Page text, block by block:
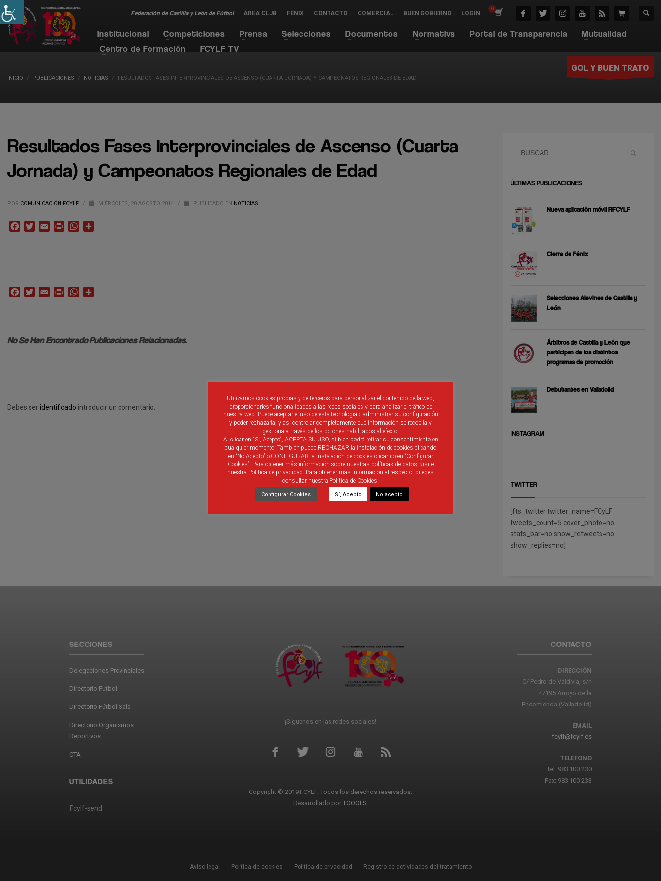
Federación de Castilla y León de Fútbol ÁREA CLUB FÉNIX CONTACTO COMERCIAL BUEN GOBIERNO LOGIN
Institucional Competiciones Prensa Selecciones Documentos Normativa Portal de Transparencia
Mutualidad
Centro de Formación
FCYLF TV
GOL Y BUEN TRATO
INICIO PUBLICACIONES NOTICIAS RESULTADOS FASES INTERPROVINCIALES DE ASCENSO (CUARTA JORNADA) Y CAMPEONATOS REGIONALES DE EDAD
Resultados Fases Interprovinciales de Ascenso (Cuarta
Jornada) y Campeonatos Regionales de Edad
POR COMUNICACIÓN FCYLF / MIÉRCOLES, 20 AGOSTO 2014 / PUBLICADO EN NOTICIAS
FacebookTwitterEmail Print WhatsApp
FacebookTwitterEmail Print WhatsApp
No Se Han Encontrado Publicaciones Relacionadas.
Debes seridentificado introducir un comentario.
ÚLTIMAS PUBLICACIONES
Nueva aplicación móvil RFCYLF
Cierre de Fénix
Selecciones Alevines de Castilla y
León
Árbitros de Castilla y León que
participan de los distintos
programas de promoción
Debutantes en Valladolid
INSTAGRAM
TWITTER
[fts_twitter twitter_name=FCyLF
tweets_count=5 cover_photo=no
stats_bar=no show_retweets=no
show_replies=no]
SECCIONES
Delegaciones Provinciales
Directorio Fútbol
Directorio Fútbol Sala
Directorio Organismos
Deportivos
CTA
UTILIDADES
Fcylf-send
¡Síguenos en las redes sociales!
Copyright © 2019 FCYLF. Todos los derechos reservados.
Desarrollado por TOOOLS.
CONTACTO
DIRECCIÓN
C/ Pedro de Valdivia, s/n
47195 Arroyo de la
Encomienda (Valladolid)
EMAIL
fcylf@fcylf.es
TELÉFONO
Tel: 983 100 230
Fax: 983 100 233
Aviso legal Política de cookies Política de privacidad Registro de actividades del tratamiento
Utilizamos cookies propias y de terceros para personalizar el contenido de la web,
proporcionarles funcionalidades a las redes sociales y para analizar el tráfico de
nuestra web. Puede aceptar el uso de esta tecnología o administrar su configuración
y poder rechazarla, y así controlar completamente qué información se recopila y
gestiona a través de los botones habilitados al efecto.
Al clicar en "Sí, Acepto", ACEPTA SU USO, si bien podrá retirar su consentimiento en
cualquier momento. También puede RECHAZAR la instalación de cookies clicando
en “No Acepto" o CONFIGURAR la instalación de cookies clicando en “Configurar
Cookies”. Para obtener más información sobre nuestras políticas de datos, visite
nuestra Política de privacidad. Para obtener más información al respecto, puedes
consultar nuestra Política de Cookies.
Configurar Cookies Sí, Acepto No acepto